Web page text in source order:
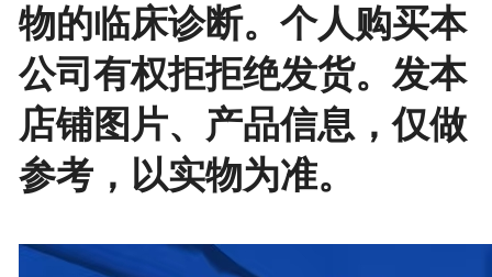
物的临床诊断。个人购买本
公司有权拒拒绝发货。发本
店铺图片、产品信息，仅做
参考，以实物为准。